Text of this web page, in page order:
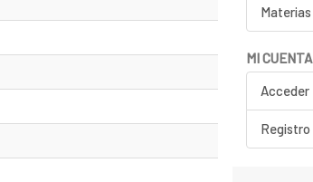
Materias
MI CUENTA
Acceder
Registro